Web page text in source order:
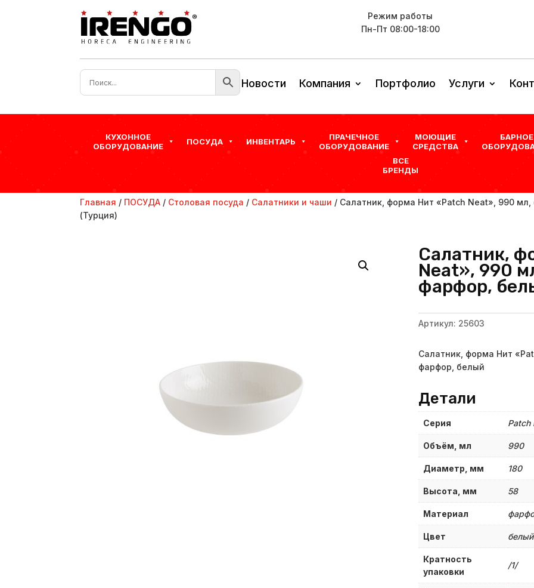
Режим работы
Пн-Пт 08:00-18:00
Новости Компания Портфолио Услуги
КУХОННОЕ
ОБОРУДОВАНИЕ
ПОСУДА ИНВЕНТАРЬ
ПРАЧЕЧНОЕ
ОБОРУДОВАНИЕ
МОЮЩИЕ
СРЕДСТВА
БАРНОЕ
ВСЕ
БРЕНДЫ
Главная / ПОСУДА / Столовая посуда / Салатники и чаши / Салатник, форма Нит «Patch Neat», 990
(Турция)
Салатник,
Neat», 990
фарфор,
Артикул: 25603
Салатник, форма Нит
фарфор, белый
Детали
Серия Patch
Объём, мл 990
Диаметр, мм 180
Высота, мм 58
Материал
Цвет белый
Кратность
упаковки
/1/